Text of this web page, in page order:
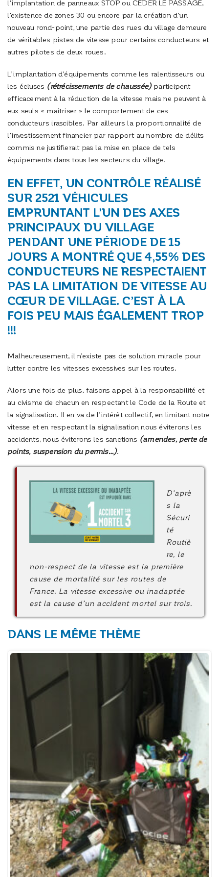
l’implantation de panneaux STOP ou CÉDER LE PASSAGE,
l’existence de zones 30 ou encore par la création d’un
nouveau rond-point, une partie des rues du village demeure
de véritables pistes de vitesse pour certains conducteurs et
autres pilotes de deux roues.
L’implantation d’équipements comme les ralentisseurs ou
les écluses (rétrécissements de chaussée) participent
efficacement à la réduction de la vitesse mais ne peuvent à
eux seuls « maitriser » le comportement de ces
conducteurs irascibles. Par ailleurs la proportionnalité de
l’investissement financier par rapport au nombre de délits
commis ne justifierait pas la mise en place de tels
équipements dans tous les secteurs du village.
EN EFFET, UN CONTRÔLE RÉALISÉ
SUR 2521 VÉHICULES
EMPRUNTANT L’UN DES AXES
PRINCIPAUX DU VILLAGE
PENDANT UNE PÉRIODE DE 15
JOURS A MONTRÉ QUE 4,55% DES
CONDUCTEURS NE RESPECTAIENT
PAS LA LIMITATION DE VITESSE AU
CŒUR DE VILLAGE. C’EST À LA
FOIS PEU MAIS ÉGALEMENT TROP
!!!
Malheureusement, il n’existe pas de solution miracle pour
lutter contre les vitesses excessives sur les routes.
Alors une fois de plus, faisons appel à la responsabilité et
au civisme de chacun en respectant le Code de la Route et
la signalisation. Il en va de l’intérêt collectif, en limitant notre
vitesse et en respectant la signalisation nous éviterons les
accidents, nous éviterons les sanctions (amendes, perte de
points, suspension du permis…).
D’aprè
s la
Sécuri
té
Routiè
re, le
non-respect de la vitesse est la première
cause de mortalité sur les routes de
France. La vitesse excessive ou inadaptée
est la cause d’un accident mortel sur trois.
DANS LE MÊME THÈME